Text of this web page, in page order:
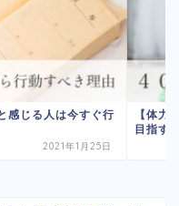
感じる人は今すぐ行
2021年1月25日
【体力
目指す